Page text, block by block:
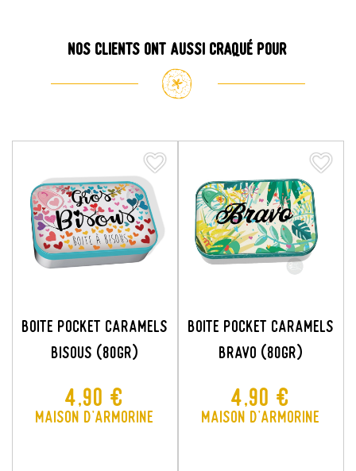
Nos clients ont aussi craqué pour
BOITE POCKET CARAMELS
BISOUS (80GR)
Prix
4,90 €
Maison d'Armorine
favorite_border
favorite_border
BOITE POCKET CARAMELS
BRAVO (80GR)
Prix
4,90 €
Maison d'Armorine
favorite_border
favorite_border